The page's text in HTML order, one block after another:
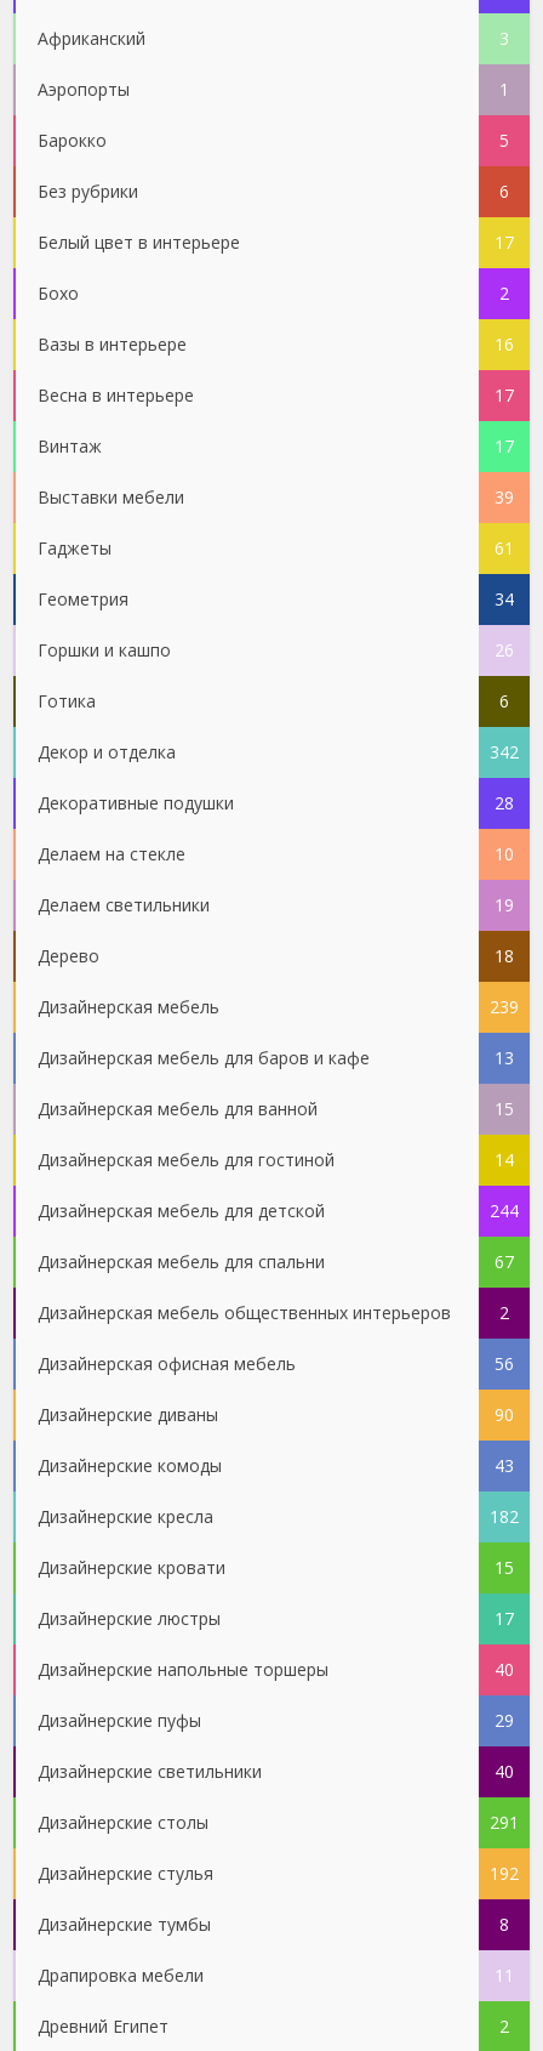
Африканский 3
Аэропорты 1
Барокко 5
Без рубрики 6
Белый цвет в интерьере 17
Бохо 2
Вазы в интерьере 16
Весна в интерьере 17
Винтаж 17
Выставки мебели 39
Гаджеты 61
Геометрия 34
Горшки и кашпо 26
Готика 6
Декор и отделка 342
Декоративные подушки 28
Делаем на стекле 10
Делаем светильники 19
Дерево 18
Дизайнерская мебель 239
Дизайнерская мебель для баров и кафе 13
Дизайнерская мебель для ванной 15
Дизайнерская мебель для гостиной 14
Дизайнерская мебель для детской 244
Дизайнерская мебель для спальни 67
Дизайнерская мебель общественных интерьеров 2
Дизайнерская офисная мебель 56
Дизайнерские диваны 90
Дизайнерские комоды 43
Дизайнерские кресла 182
Дизайнерские кровати 15
Дизайнерские люстры 17
Дизайнерские напольные торшеры 40
Дизайнерские пуфы 29
Дизайнерские светильники 40
Дизайнерские столы 291
Дизайнерские стулья 192
Дизайнерские тумбы 8
Драпировка мебели 11
Древний Египет 2